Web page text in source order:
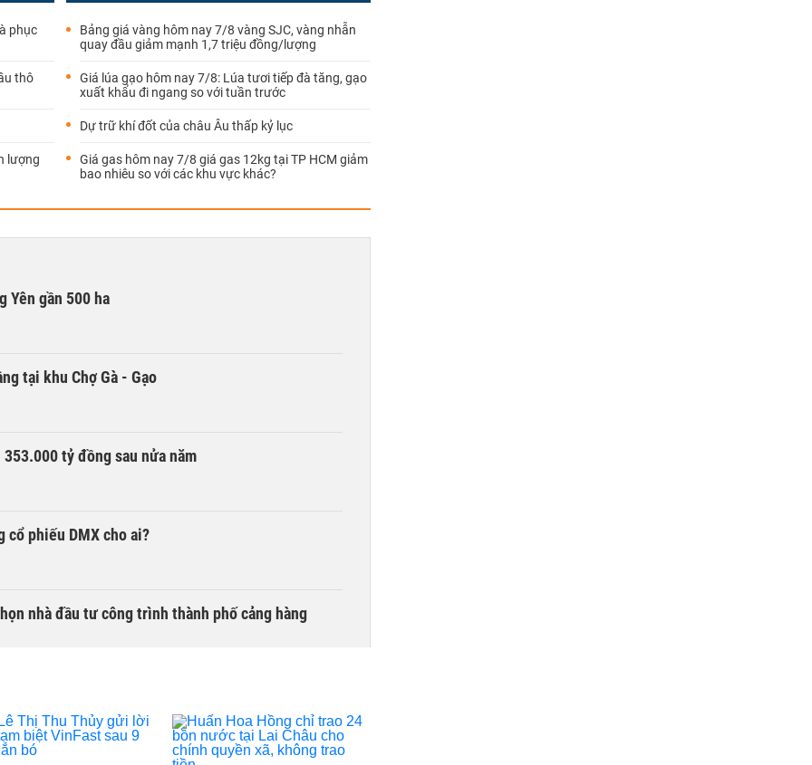
phục
thô
lượng
Bảng giá vàng hôm nay 7/8 vàng SJC, vàng nhẫn
quay đầu giảm mạnh 1,7 triệu đồng/lượng
Giá lúa gạo hôm nay 7/8: Lúa tươi tiếp đà tăng, gạo
xuất khẩu đi ngang so với tuần trước
Dự trữ khí đốt của châu Âu thấp kỷ lục
Giá gas hôm nay 7/8 giá gas 12kg tại TP HCM giảm
bao nhiêu so với các khu vực khác?
Yên gần 500 ha
tại khu Chợ Gà - Gạo
tỷ đồng sau nửa năm
cổ phiếu DMX cho ai?
nhà đầu tư công trình thành phố cảng hàng
ai đã mua vào?